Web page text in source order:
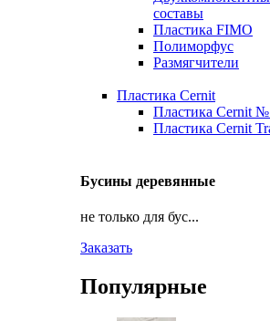
составы
Пластика FIMO
Полиморфус
Размягчители
Пластика Cernit
Пластика Cernit
Пластика Cernit
Бусины деревянные
не только для бус...
Заказать
Популярные